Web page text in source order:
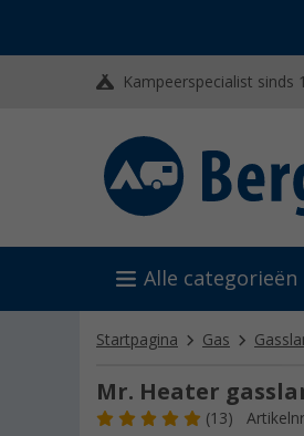
Kampeerspecialist sinds
Alle categorieën
Startpagina Gas
Mr. Heater
(13)